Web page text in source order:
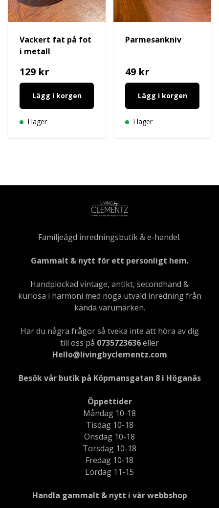
Vackert fat på fot
i metall
129 kr
Lägg i korgen
I lager
Parmesankniv
49 kr
Lägg i korgen
I lager
Familjeägd inredningsbutik & e-handel.
Gammalt & nytt för ett personligt hem.
Handplockad vintage, antikt, secondhand &
kuriosa i harmoni med noga utvald inredning från
kända varumärken.
Har du några frågor så tveka inte att höra av dig
till oss på 0735723636eller
Hello@livingbyclementz.com
Besök vår butik på Köpmansgatan 8 i Höganäs
Öppettider
Måndag 10-18
Tisdag 10-18
Onsdag 10-18
Torsdag 10-18
Fredag 10-18
Lördag 11-15
Handla gammalt & nytt i vår webbshop